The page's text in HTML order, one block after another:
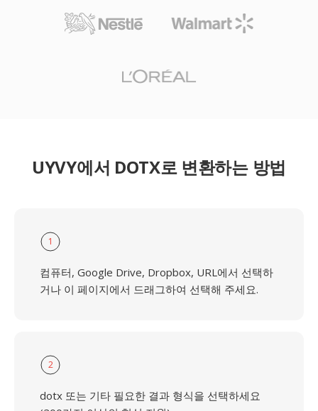
UYVY에서 DOTX로 변환하는 방법
1
컴퓨터, Google Drive, Dropbox, URL에서 선택하
거나 이 페이지에서 드래그하여 선택해 주세요.
2
dotx 또는 기타 필요한 결과 형식을 선택하세요